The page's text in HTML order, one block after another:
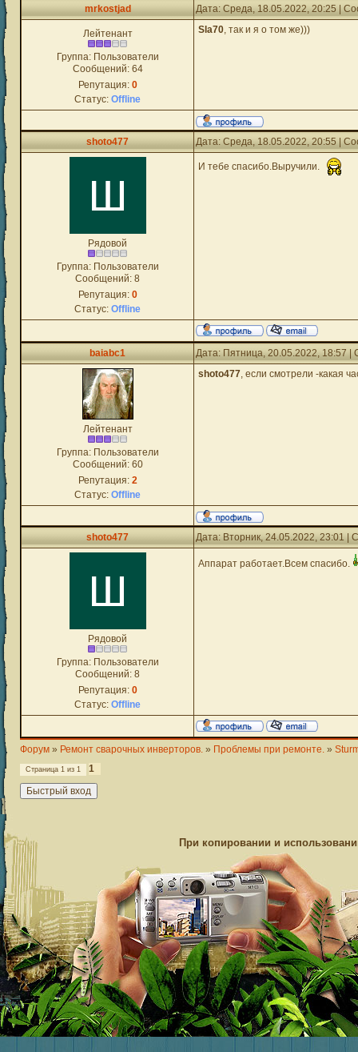
mrkostjad Дата: Среда, 18.05.2022, 20:25 |
Лейтенант
Группа: Пользователи
Сообщений: 64
Репутация: 0
Статус: Offline
Sla70, так и я о том же)))
shoto477 Дата: Среда, 18.05.2022, 20:55 |
Рядовой
Группа: Пользователи
Сообщений: 8
Репутация: 0
Статус: Offline
И тебе спасибо.Выручили.
baiabc1 Дата: Пятница, 20.05.2022, 18:57
Лейтенант
Группа: Пользователи
Сообщений: 60
Репутация: 2
Статус: Offline
shoto477, если смотрели -какая
shoto477 Дата: Вторник, 24.05.2022, 23:01 |
Рядовой
Группа: Пользователи
Сообщений: 8
Репутация: 0
Статус: Offline
Аппарат работает.Всем спасибо.
Форум » Ремонт сварочных инверторов. » Проблемы при ремонте. »
Страница 1 из 1 1
При копировании и